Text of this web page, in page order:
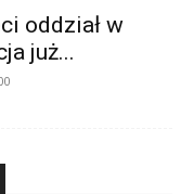
oddział w
już...